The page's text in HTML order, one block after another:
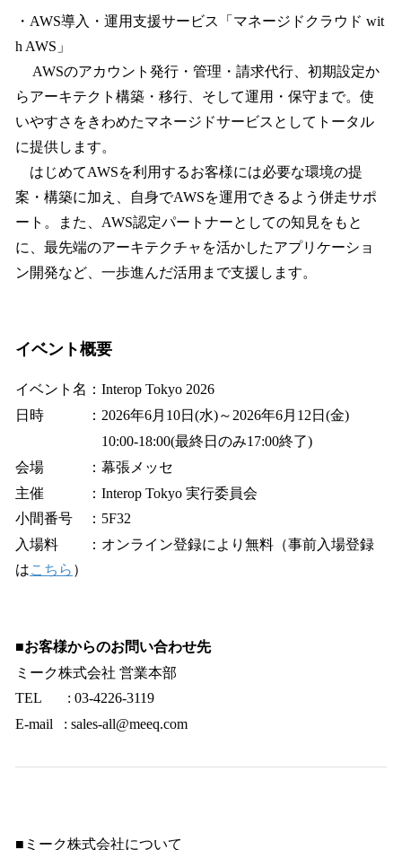
・AWS導入・運用支援サービス「マネージドクラウド wit
h AWS」
AWSのアカウント発行・管理・請求代行、初期設定か
らアーキテクト構築・移行、そして運用・保守まで。使
いやすさをきわめたマネージドサービスとしてトータル
に提供します。
はじめてAWSを利用するお客様には必要な環境の提
案・構築に加え、自身でAWSを運用できるよう併走サポ
ート。また、AWS認定パートナーとしての知見をもと
に、最先端のアーキテクチャを活かしたアプリケーショ
ン開発など、一歩進んだ活用まで支援します。
イベント概要
イベント名：Interop Tokyo 2026
日時 ：2026年6月10日(水)～2026年6月12日(金)
10:00-18:00(最終日のみ17:00終了)
会場 ：幕張メッセ
主催 ：Interop Tokyo 実行委員会
小間番号 ：5F32
入場料 ：オンライン登録により無料（事前入場登録
はこちら ）
■お客様からのお問い合わせ先
ミーク株式会社 営業本部
TEL : 03-4226-3119
E-mail : sales-all@meeq.com
■ミーク株式会社について